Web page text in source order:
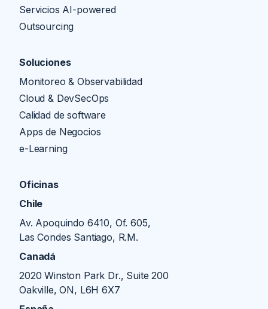
Servicios AI-powered
Outsourcing
Soluciones
Monitoreo & Observabilidad
Cloud & DevSecOps
Calidad de software
Apps de Negocios
e-Learning
Oficinas
Chile
Av. Apoquindo 6410, Of. 605,
Las Condes Santiago, R.M.
Canadá
2020 Winston Park Dr., Suite 200
Oakville, ON, L6H 6X7